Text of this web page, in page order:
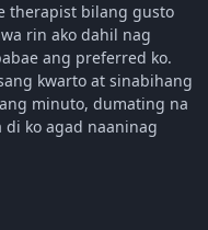
therapist bilang gusto
rin ako dahil nag
ang preferred ko.
kwarto at sinabihang
minuto, dumating na
ko agad naaninag